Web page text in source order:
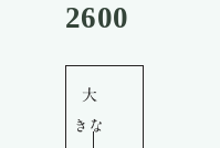
2600
大
きな